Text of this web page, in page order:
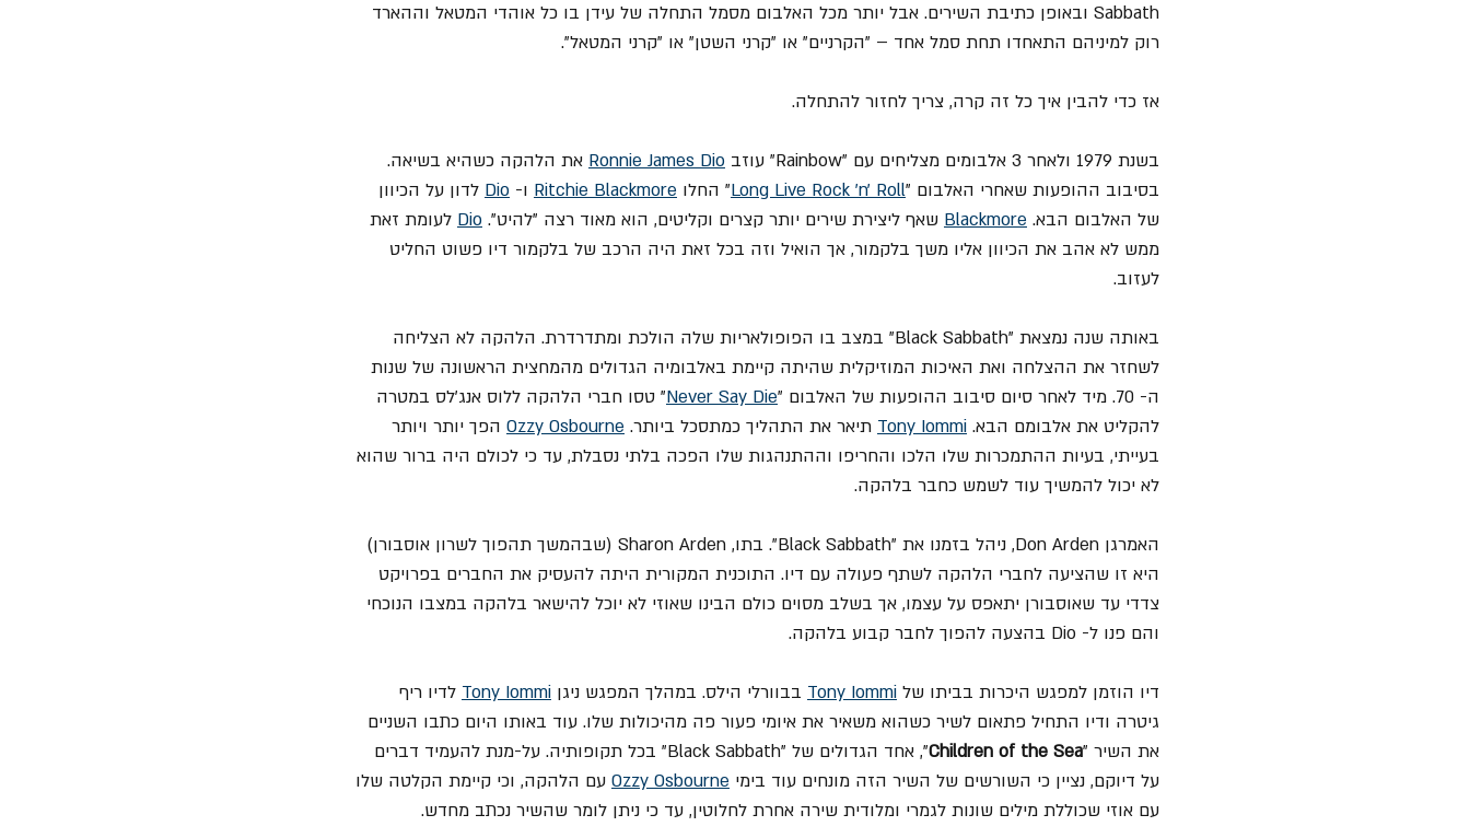
Sabbath ובאופן כתיבת השירים. אבל יותר מכל האלבום מסמל התחלה של עידן בו כל אוהדי המטאל וההארד
רוק למיניהם התאחדו תחת סמל אחד – "הקרניים" או "קרני השטן" או "קרני המטאל".
אז כדי להבין איך כל זה קרה, צריך לחזור להתחלה.
בשנת 1979 ולאחר 3 אלבומים מצליחים עם "Rainbow" עוזב Ronnie James Dio את הלהקה כשהיא בשיאה.
בסיבוב ההופעות שאחרי האלבום "Long Live Rock 'n' Roll" החלו Ritchie Blackmore ו- Dio לדון על הכיוון
של האלבום הבא. Blackmore שאף ליצירת שירים יותר קצרים וקליטים, הוא מאוד רצה "להיט". Dio לעומת זאת
ממש לא אהב את הכיוון אליו משך בלקמור, אך הואיל וזה בכל זאת היה הרכב של בלקמור דיו פשוט החליט
לעזוב.
באותה שנה נמצאת "Black Sabbath" במצב בו הפופולאריות שלה הולכת ומתדרדרת. הלהקה לא הצליחה
לשחזר את ההצלחה ואת האיכות המוזיקלית שהיתה קיימת באלבומיה הגדולים מהמחצית הראשונה של שנות
ה- 70. מיד לאחר סיום סיבוב ההופעות של האלבום "
Never Say Die" טסו חברי הלהקה ללוס אנג'לס במטרה
להקליט את אלבומם הבא. Tony Iommi תיאר את התהליך כמתסכל ביותר. Ozzy Osbourne הפך יותר ויותר
בעייתי, בעיות ההתמכרות שלו הלכו והחריפו וההתנהגות שלו הפכה בלתי נסבלת, עד כי לכולם היה ברור שהוא
לא יכול להמשיך עוד לשמש כחבר בלהקה.
האמרגן Don Arden, ניהל בזמנו את "Black Sabbath". בתו, Sharon Arden (שבהמשך תהפוך לשרון אוסבורן)
היא זו שהציעה לחברי הלהקה לשתף פעולה עם דיו. התוכנית המקורית היתה להעסיק את החברים בפרויקט
צדדי עד שאוסבורן יתאפס על עצמו, אך בשלב מסוים כולם הבינו שאוזי לא יוכל להישאר בלהקה במצבו הנוכחי
והם פנו ל- Dio בהצעה להפוך לחבר קבוע בלהקה.
דיו הוזמן למפגש היכרות בביתו של Tony Iommi בבוורלי הילס. במהלך המפגש ניגן Tony Iommi לדיו ריף
גיטרה ודיו התחיל פתאום לשיר כשהוא משאיר את איומי פעור פה מהיכולות שלו. עוד באותו היום כתבו השניים
את השיר "Children of the Sea
”, אחד הגדולים של "Black Sabbath" בכל תקופותיה. על-מנת להעמיד דברים
על דיוקם, נציין כי השורשים של השיר הזה מונחים עוד בימי Ozzy Osbourne עם הלהקה, וכי קיימת הקלטה שלו
עם אוזי שכוללת מילים שונות לגמרי ומלודית שירה אחרת לחלוטין, עד כי ניתן לומר שהשיר נכתב מחדש.